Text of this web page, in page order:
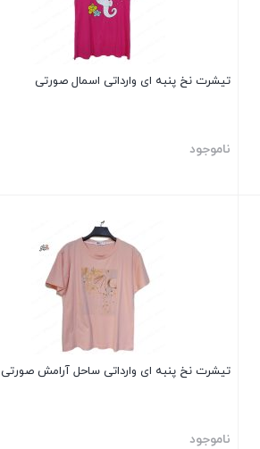
تیشرت نخ پنبه ای وارداتی اسمال صورتی
ناموجود
تیشرت نخ پنبه ای وارداتی ساحل آرامش صورتی
ناموجود